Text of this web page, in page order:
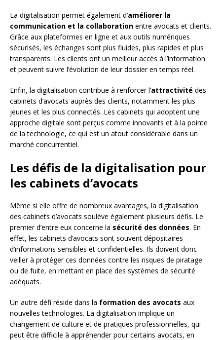
La digitalisation permet également d’améliorer la
communication et la collaboration entre avocats et clients.
Grâce aux plateformes en ligne et aux outils numériques
sécurisés, les échanges sont plus fluides, plus rapides et plus
transparents. Les clients ont un meilleur accès à l’information
et peuvent suivre l’évolution de leur dossier en temps réel.
Enfin, la digitalisation contribue à renforcer l’attractivité des
cabinets d’avocats auprès des clients, notamment les plus
jeunes et les plus connectés. Les cabinets qui adoptent une
approche digitale sont perçus comme innovants et à la pointe
de la technologie, ce qui est un atout considérable dans un
marché concurrentiel.
Les défis de la digitalisation pour
les cabinets d’avocats
Même si elle offre de nombreux avantages, la digitalisation
des cabinets d’avocats soulève également plusieurs défis. Le
premier d’entre eux concerne la sécurité des données. En
effet, les cabinets d’avocats sont souvent dépositaires
d’informations sensibles et confidentielles. Ils doivent donc
veiller à protéger ces données contre les risques de piratage
ou de fuite, en mettant en place des systèmes de sécurité
adéquats.
Un autre défi réside dans la formation des avocats aux
nouvelles technologies. La digitalisation implique un
changement de culture et de pratiques professionnelles, qui
peut être difficile à appréhender pour certains avocats, en